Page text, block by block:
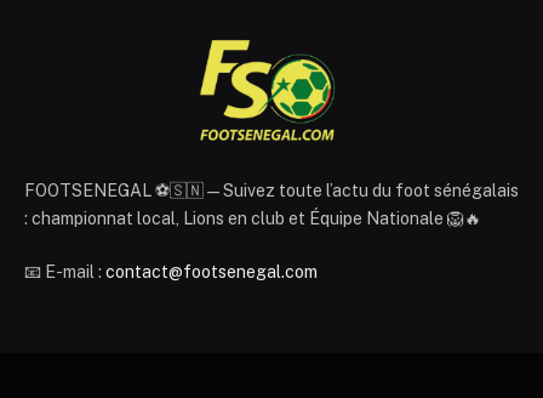
FOOTSENEGAL ⚽🇸🇳 — Suivez toute l’actu du foot sénégalais
: championnat local, Lions en club et Équipe Nationale 🦁🔥
📧 E-mail : contact@footsenegal.com